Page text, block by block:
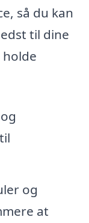
så du kan
til dine
og
at